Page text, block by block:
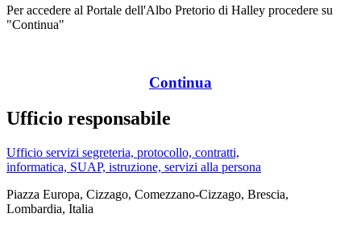
Per accedere al Portale dell'Albo Pretorio di Halley procedere su
"Continua"
Continua
Ufficio responsabile
Ufficio servizi segreteria, protocollo, contratti,
informatica, SUAP, istruzione, servizi alla persona
Piazza Europa, Cizzago, Comezzano-Cizzago, Brescia,
Lombardia, Italia